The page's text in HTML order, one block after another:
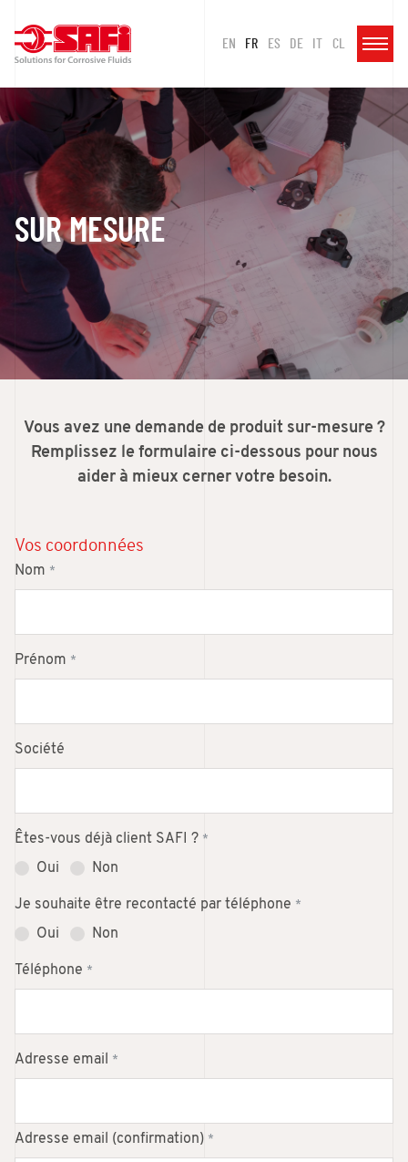
EN FR ES DE IT CL
SUR MESURE
Vous avez une demande de produit sur-mesure ?
Remplissez le formulaire ci-dessous pour nous
aider à mieux cerner votre besoin.
Vos coordonnées
Nom *
Prénom *
Société
Êtes-vous déjà client SAFI ? *
Oui Non
Je souhaite être recontacté par téléphone *
Oui Non
Téléphone *
Adresse email *
Adresse email (confirmation) *